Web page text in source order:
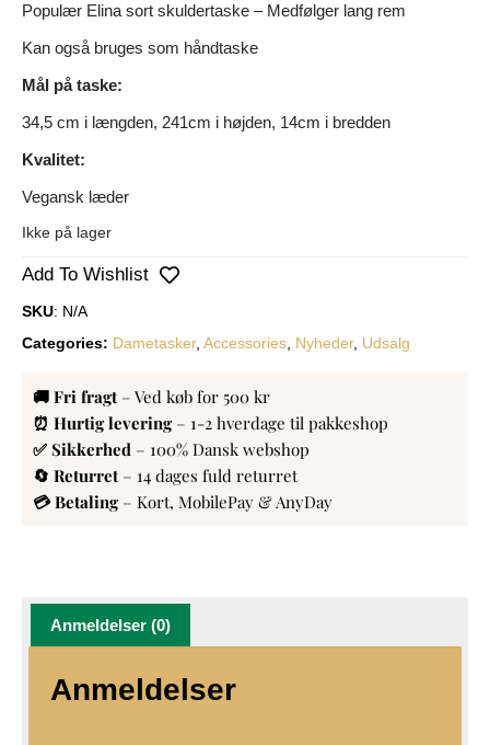
Populær Elina sort skuldertaske – Medfølger lang rem
Kan også bruges som håndtaske
Mål på taske:
34,5 cm i længden, 241cm i højden, 14cm i bredden
Kvalitet:
Vegansk læder
Ikke på lager
Add To Wishlist
SKU: N/A
Categories: Dametasker, Accessories, Nyheder, Udsalg
🚚 Fri fragt – Ved køb for 500 kr
⏰ Hurtig levering – 1-2 hverdage til pakkeshop
✅ Sikkerhed – 100% Dansk webshop
🔄 Returret – 14 dages fuld returret
💳 Betaling – Kort, MobilePay & AnyDay
Anmeldelser (0)
Anmeldelser